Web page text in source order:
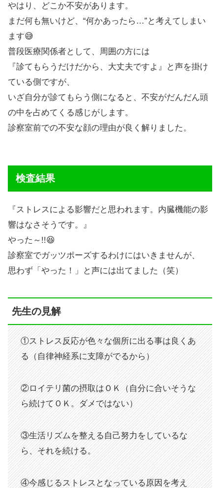
やはり、どこか不安があります。
まだ何も無いけど、“何かあったら…”と考えてしまい
ます😅
普段医療関係者として、周囲の方には
『診てもらうだけだから、大丈夫ですよ』と声を掛け
ている側ですが、
いざ自分が診てもらう側になると、不安がだんだん頭
の中を占めてくる感じがします。
診察室前での不安な顔の理由が良く解りました。
検査結果
『ストレスによる影響だと思われます。内臓機能の影
響はなさそうです。』
やった～!!😆
診察室でガッツポーズするわけにはいきませんが、
思わず「やった！」と声には出てました（笑）
先生の見解
①ストレス反応が色々な個所に出る事は良くあ
る（自律神経系に支障がでるから）
②ロイテリ菌の摂取はＯＫ（自分に合いそうな
ら続けてＯＫ。ダメではない）
③生活リズムを整える自己努力をしているな
ら、それを続ける。
④今感じるストレスとなっている原因を考え